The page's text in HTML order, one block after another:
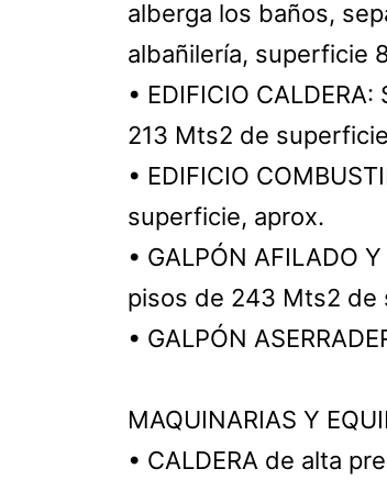
alberga los baños,
albañilería, superficie
• EDIFICIO
213 Mts2 de
• EDIFICIO
superficie, aprox.
• GALPÓN AFILADO
pisos de 243 Mts2 de
• GALPÓN
MAQUINARIAS Y
• CALDERA de alta